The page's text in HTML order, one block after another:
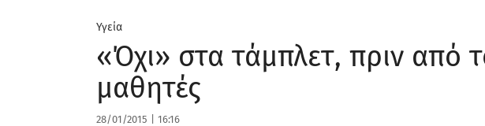
Υγεία
«Όχι» στα τάμπλετ, πριν από
μαθητές
28/01/2015 16:16